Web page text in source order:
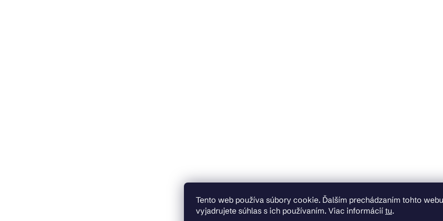
Tento web používa súbory cookie. Ďalším prechádzaním tohto webu
vyjadrujete súhlas s ich používaním. Viac informácií tu.